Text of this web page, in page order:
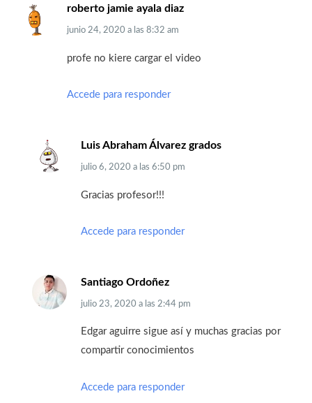
roberto jamie ayala diaz
junio 24, 2020 a las 8:32 am
profe no kiere cargar el video
Accede para responder
Luis Abraham Álvarez grados
julio 6, 2020 a las 6:50 pm
Gracias profesor!!!
Accede para responder
Santiago Ordoñez
julio 23, 2020 a las 2:44 pm
Edgar aguirre sigue así y muchas gracias por
compartir conocimientos
Accede para responder